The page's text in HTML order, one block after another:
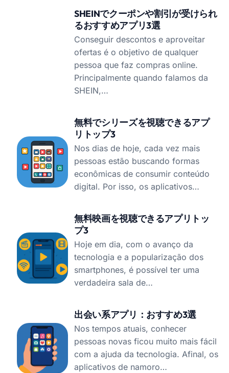
SHEINでクーポンや割引が受けられ
るおすすめアプリ3選
Conseguir descontos e aproveitar
ofertas é o objetivo de qualquer
pessoa que faz compras online.
Principalmente quando falamos da
SHEIN,…
無料でシリーズを視聴できるアプ
リトップ3
Nos dias de hoje, cada vez mais
pessoas estão buscando formas
econômicas de consumir conteúdo
digital. Por isso, os aplicativos…
無料映画を視聴できるアプリトッ
プ3
Hoje em dia, com o avanço da
tecnologia e a popularização dos
smartphones, é possível ter uma
verdadeira sala de…
出会い系アプリ：おすすめ3選
Nos tempos atuais, conhecer
pessoas novas ficou muito mais fácil
com a ajuda da tecnologia. Afinal, os
aplicativos de namoro…